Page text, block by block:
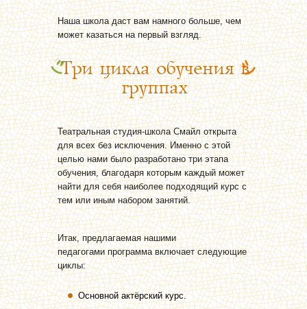
Наша школа даст вам намного больше, чем
может казаться на первый взгляд.
Три цикла обучения в
группах
Театральная студия-школа Смайл открыта
для всех без исключения. Именно с этой
целью нами было разработано три этапа
обучения, благодаря которым каждый может
найти для себя наиболее подходящий курс с
тем или иным набором занятий.
Итак, предлагаемая нашими
педагогами программа включает следующие
циклы:
Основной актёрский курс.